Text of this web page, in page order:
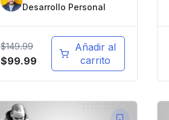
Desarrollo Personal
$149.99
$99.99
Añadir al
carrito